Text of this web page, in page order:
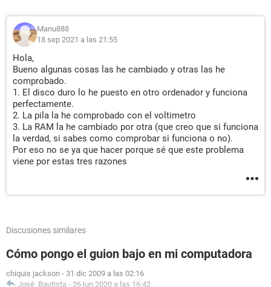
Manu888
18 sep 2021 a las 21:55
Hola,
Bueno algunas cosas las he cambiado y otras las he
comprobado.
1. El disco duro lo he puesto en otro ordenador y funciona
perfectamente.
2. La pila la he comprobado con el voltimetro
3. La RAM la he cambiado por otra (que creo que si funciona
la verdad, si sabes como comprobar si funciona o no).
Por eso no se ya que hacer porque sé que este problema
viene por estas tres razones
Discusiones similares
Cómo pongo el guion bajo en mi computadora
chiquis jackson - 31 dic 2009 a las 02:16
José_Bautista - 26 jun 2020 a las 16:42